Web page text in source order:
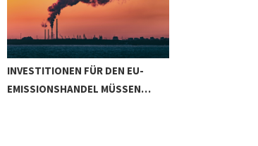
INVESTITIONEN FÜR DEN EU-
EMISSIONSHANDEL MÜSSEN…